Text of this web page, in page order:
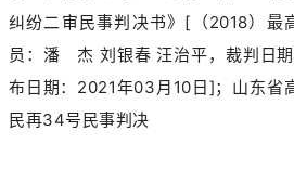
纠纷二审民事判决书》[（2018）最
员：潘 杰 刘银春 汪治平，裁判日期
布日期：2021年03月10日]； 山东省
民再34号民事判决